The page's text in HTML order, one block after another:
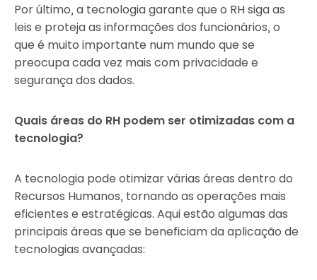
Por último, a tecnologia garante que o RH siga as
leis e proteja as informações dos funcionários, o
que é muito importante num mundo que se
preocupa cada vez mais com privacidade e
segurança dos dados.
Quais áreas do RH podem ser otimizadas com a
tecnologia?
A tecnologia pode otimizar várias áreas dentro do
Recursos Humanos, tornando as operações mais
eficientes e estratégicas. Aqui estão algumas das
principais áreas que se beneficiam da aplicação de
tecnologias avançadas: